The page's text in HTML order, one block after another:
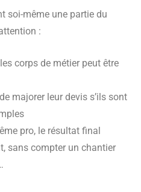
soi-même une partie du
:
corps de métier peut être
majorer leur devis s’ils sont
pro, le résultat final
sans compter un chantier